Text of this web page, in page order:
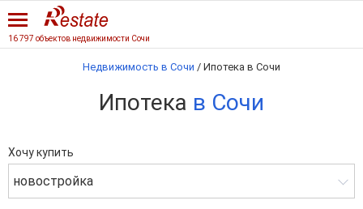
16 797 объектов недвижимости Сочи
Недвижимость в Сочи / Ипотека в Сочи
Ипотека в Сочи
Хочу купить
новостройка